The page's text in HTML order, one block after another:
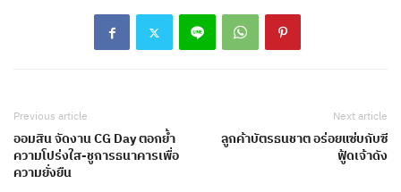
Previous article
ออมสิน จัดงาน CG Day ตอกย้ำ
ความโปร่งใส-ชูการธนาคารเพื่อ
ความยั่งยืน
Next article
ลูกค้าบัตรธนชาต อร่อยแซ่บกับซี
ฟู้ดเจ้าดัง